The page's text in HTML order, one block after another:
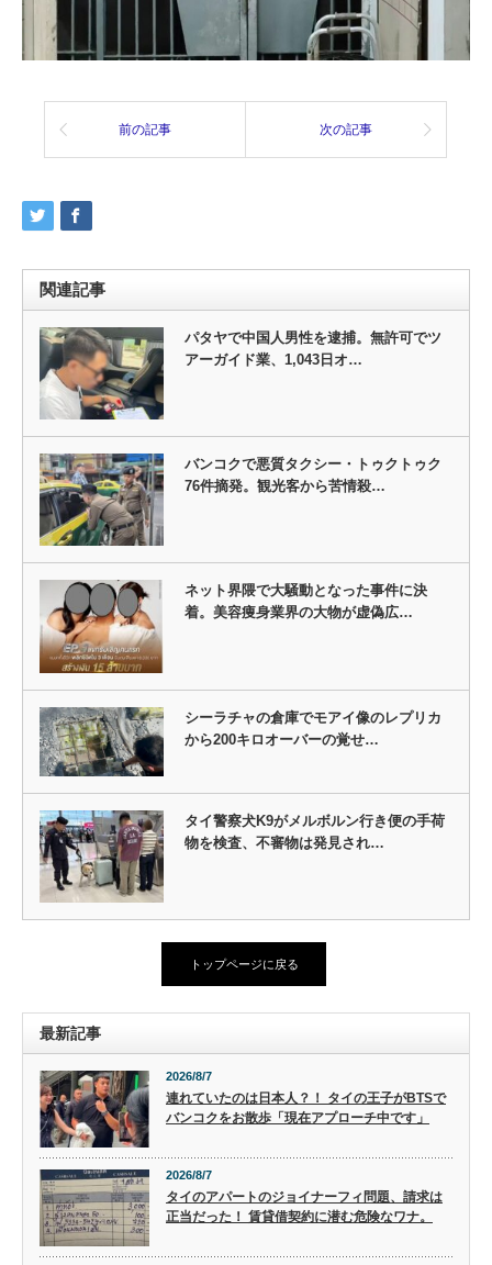
前の記事 次の記事
関連記事
パタヤで中国人男性を逮捕。無許可でツ
アーガイド業、1,043日オ…
バンコクで悪質タクシー・トゥクトゥク
76件摘発。観光客から苦情殺…
ネット界隈で大騒動となった事件に決
着。美容痩身業界の大物が虚偽広…
シーラチャの倉庫でモアイ像のレプリカ
から200キロオーバーの覚せ…
タイ警察犬K9がメルボルン行き便の手荷
物を検査、不審物は発見され…
トップページに戻る
最新記事
2026/8/7
連れていたのは日本人？！ タイの王子がBTSで
バンコクをお散歩「現在アプローチ中です」
2026/8/7
タイのアパートのジョイナーフィ問題、請求は
正当だった！ 賃貸借契約に潜む危険なワナ。